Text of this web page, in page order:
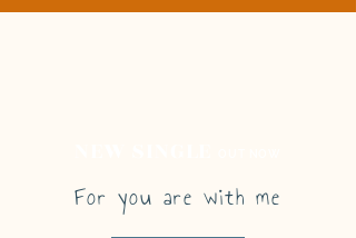
For you are with me